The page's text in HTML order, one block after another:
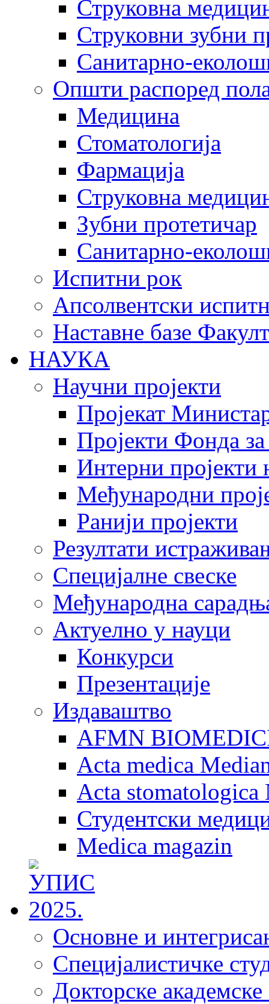
Струковна
Струковни зубни
Санитарно-
Општи распоред
Медицина
Стоматологија
Фармација
Струковна
Зубни протетичар
Санитарно-
Испитни рок
Апсолвентски
Наставне базе
НАУКА
Научни пројекти
Пројекат
Пројекти Фонда
Интерни пројекти
Међународни
Ранији пројекти
Резултати
Специјалне свеске
Међународна
Актуелно у науци
Конкурси
Презентације
Издаваштво
AFMN
Acta medica
Acta stomatologica
Студентски
Medica magazin
Основне и
Специјалистичке
Докторске академске